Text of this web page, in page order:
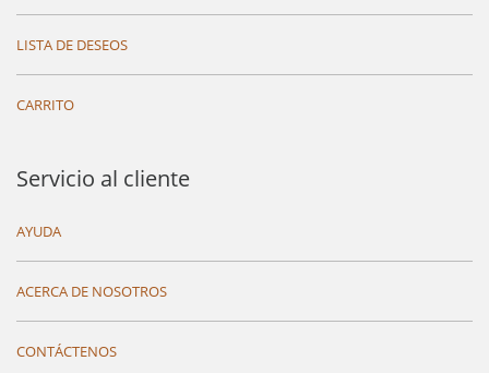
LISTA DE DESEOS
CARRITO
Servicio al cliente
AYUDA
ACERCA DE NOSOTROS
CONTÁCTENOS